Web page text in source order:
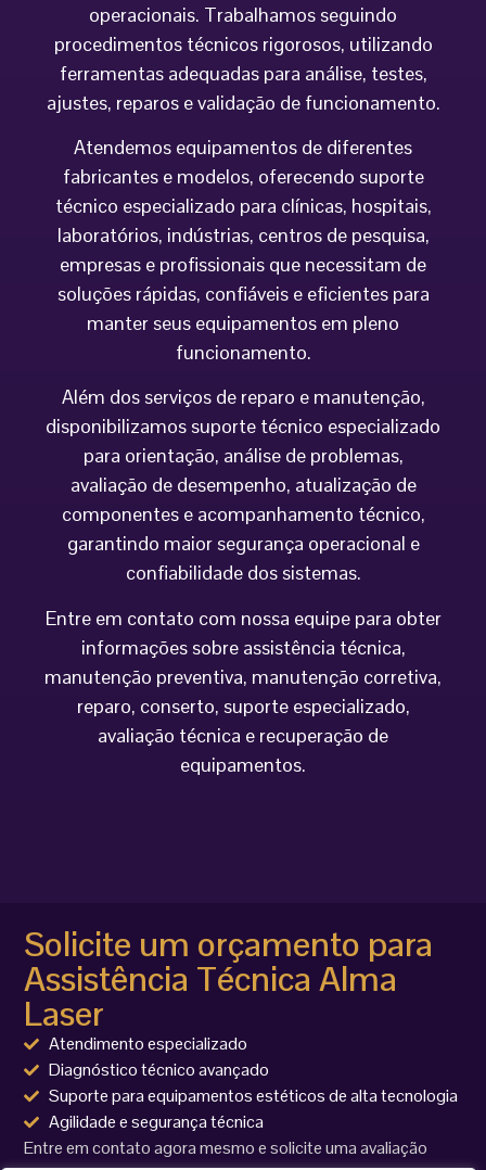
operacionais. Trabalhamos seguindo
procedimentos técnicos rigorosos, utilizando
ferramentas adequadas para análise, testes,
ajustes, reparos e validação de funcionamento.
Atendemos equipamentos de diferentes
fabricantes e modelos, oferecendo suporte
técnico especializado para clínicas, hospitais,
laboratórios, indústrias, centros de pesquisa,
empresas e profissionais que necessitam de
soluções rápidas, confiáveis e eficientes para
manter seus equipamentos em pleno
funcionamento.
Além dos serviços de reparo e manutenção,
disponibilizamos suporte técnico especializado
para orientação, análise de problemas,
avaliação de desempenho, atualização de
componentes e acompanhamento técnico,
garantindo maior segurança operacional e
confiabilidade dos sistemas.
Entre em contato com nossa equipe para obter
informações sobre assistência técnica,
manutenção preventiva, manutenção corretiva,
reparo, conserto, suporte especializado,
avaliação técnica e recuperação de
equipamentos.
Solicite um orçamento para
Assistência Técnica Alma
Laser
Atendimento especializado
Diagnóstico técnico avançado
Suporte para equipamentos estéticos de alta tecnologia
Agilidade e segurança técnica
Entre em contato agora mesmo e solicite uma avaliação